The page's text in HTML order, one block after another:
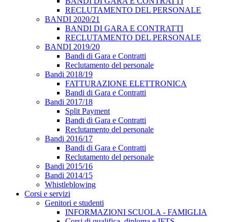
RECLUTAMENTO DEL PERSONALE
BANDI 2020/21
BANDI DI GARA E CONTRATTI
RECLUTAMENTO DEL PERSONALE
BANDI 2019/20
Bandi di Gara e Contratti
Reclutamento del personale
Bandi 2018/19
FATTURAZIONE ELETTRONICA
Bandi di Gara e Contratti
Bandi 2017/18
Split Payment
Bandi di Gara e Contratti
Reclutamento del personale
Bandi 2016/17
Bandi di Gara e Contratti
Reclutamento del personale
Bandi 2015/16
Bandi 2014/15
Whistleblowing
Corsi e servizi
Genitori e studenti
INFORMAZIONI SCUOLA - FAMIGLIA